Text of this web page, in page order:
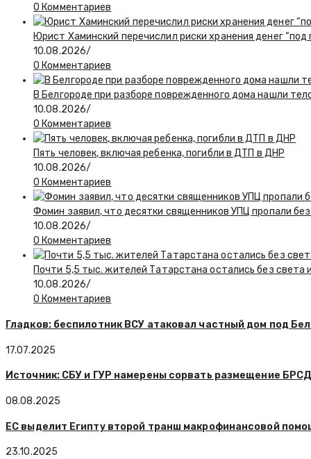
0 Комментариев
Юрист Хаминский перечислил риски хранения денег “под
10.08.2026/
0 Комментариев
В Белгороде при разборе поврежденного дома нашли
10.08.2026/
0 Комментариев
Пять человек, включая ребенка, погибли в ДТП в ДНР
10.08.2026/
0 Комментариев
Фомин заявил, что десятки священников УПЦ пропали
10.08.2026/
0 Комментариев
Почти 5,5 тыс. жителей Татарстана остались без света
10.08.2026/
0 Комментариев
Гладков: беспилотник ВСУ атаковал частный дом под
17.07.2025
Источник: СБУ и ГУР намерены сорвать размещение
08.08.2025
ЕС выделит Египту второй транш макрофинансовой
23.10.2025